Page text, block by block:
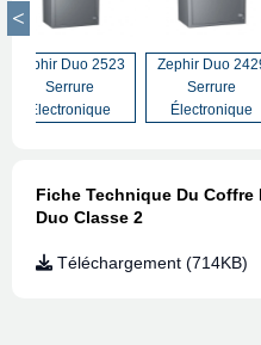
Zephir Duo 2523
Serrure
Électronique
Zephir Duo
Serrure
Électronique
Fiche Technique Du
Duo Classe 2
Téléchargement (714KB)